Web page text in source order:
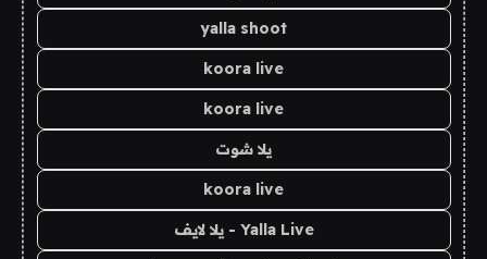
yalla shoot
koora live
koora live
يلا شوت
koora live
Yalla Live - يلا لايف